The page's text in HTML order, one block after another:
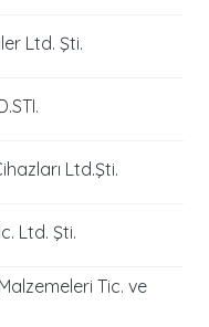
Ltd. Şti.
Ltd.Şti.
Ltd. Şti.
Tic. ve